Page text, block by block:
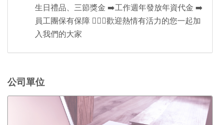
生日禮品、三節獎金 ➡️工作週年發放年資代金 ➡️
員工團保有保障 💁🏻‍♀️歡迎熱情有活力的您一起加
入我們的大家
公司單位